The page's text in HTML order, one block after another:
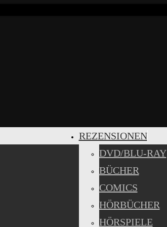
REZENSIONEN
DVD/BLU-RAY
BÜCHER
COMICS
HÖRBÜCHER
HÖRSPIELE